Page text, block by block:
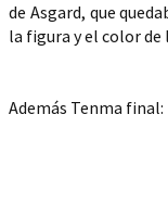
de Asgard, que
la figura y el color
Además Tenma final: